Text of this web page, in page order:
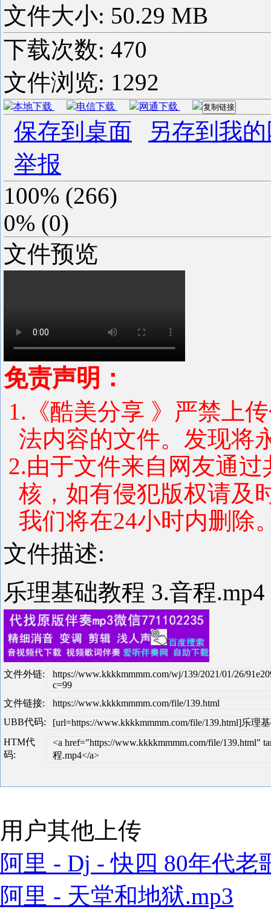
文件大小: 50.29 MB
下载次数: 470
文件浏览: 1292
本地下载 电信下载 网通下载 复制链接
保存到桌面
另存到我
举报
100% (266)
0% (0)
文件预览
免责声明：
1.《酷美分享 》严禁上
法内容的文件。发现将
2.由于文件来自网友通
核，如有侵犯版权请及
我们将在24小时内删除
文件描述:
乐理基础教程 3.音程
文件外链:
https://www.kkkkmmmm.com/wj/139/2021/01/26/
c=99
文件链接:
https://www.kkkkmmmm.com/file/139.html
UBB代码:
[url=https://www.kkkkmmmm.com/file/139.html]乐理
HTM代
码:
<a href="https://www.kkkkmmmm.com/file/139.html"
程.mp4</a>
用户其他上传
阿里 - Dj - 快四 80年代老
阿里 - 天堂和地狱.mp3